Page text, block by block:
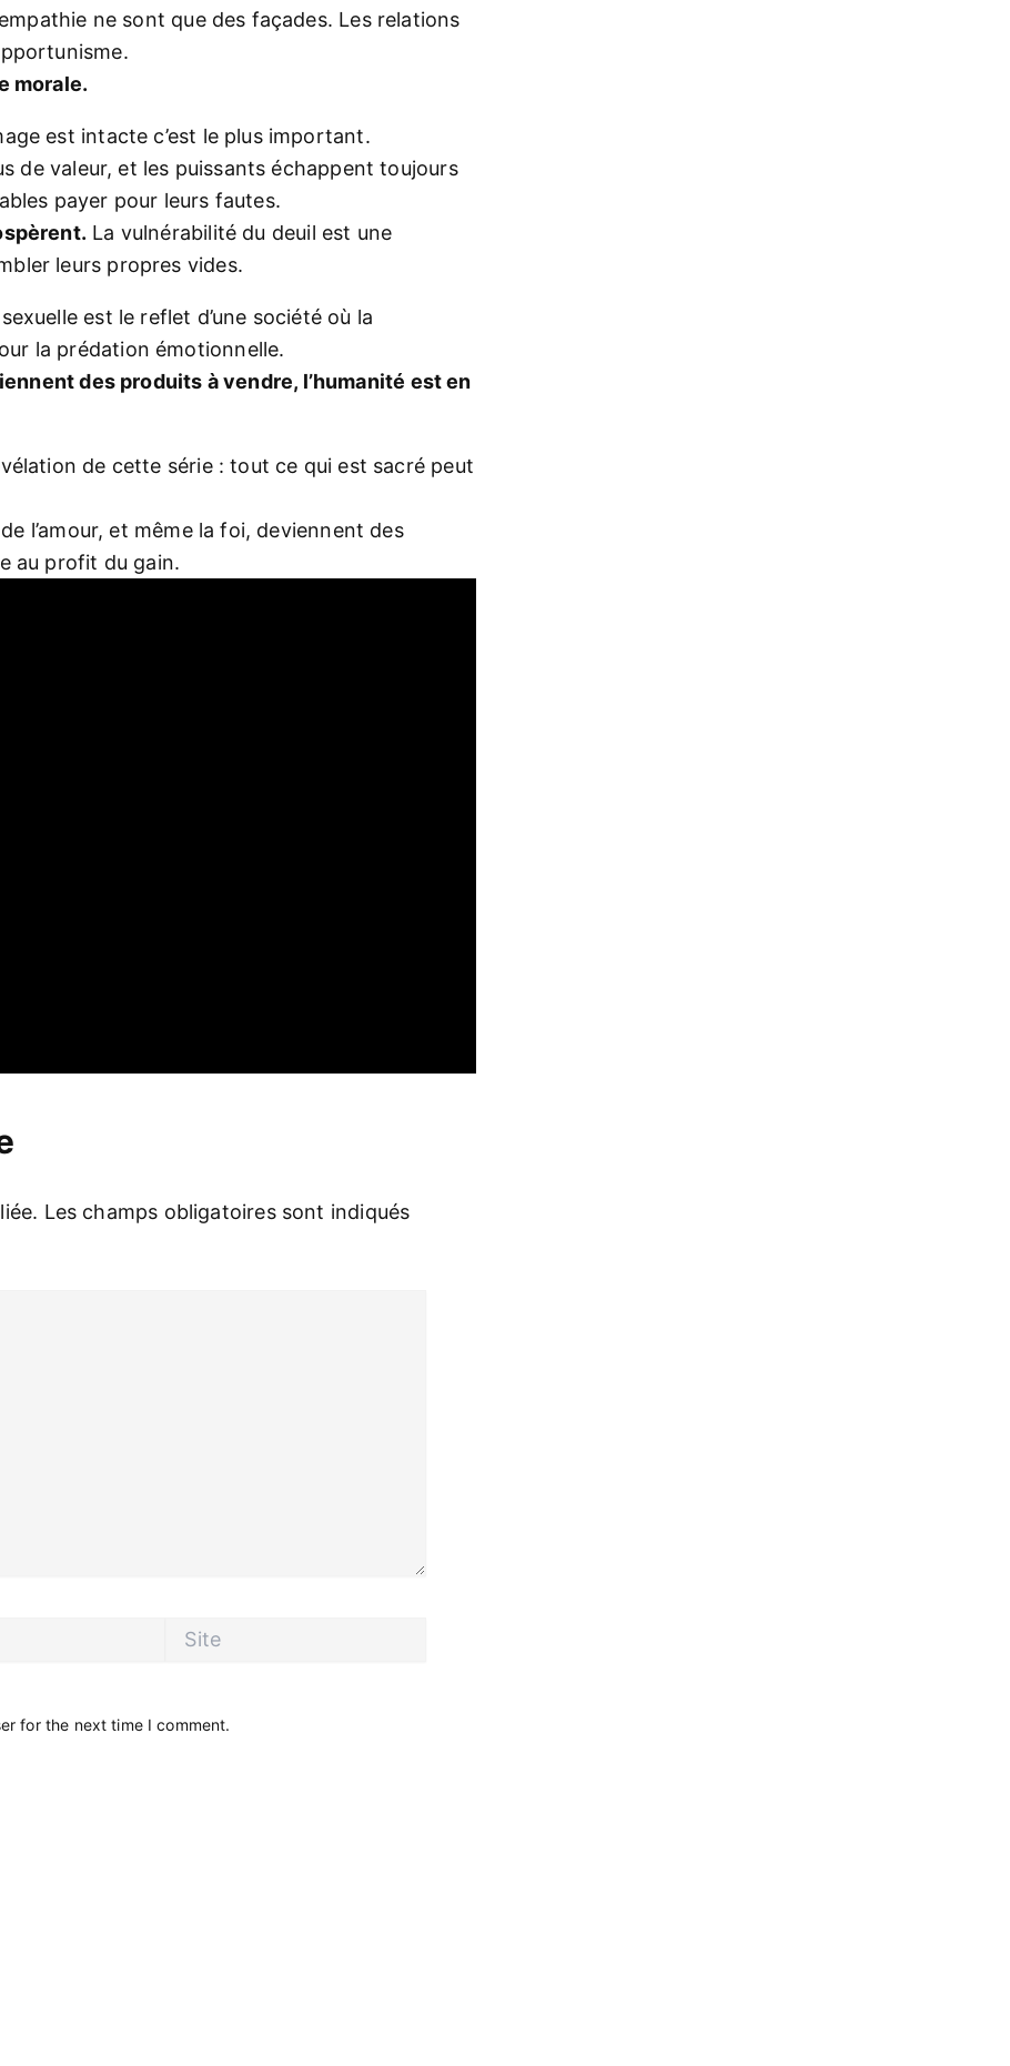
ne sont que des façades. Les relations
morale.
est intacte c’est le plus important.
de valeur, et les puissants échappent toujours
payer pour leurs fautes.
La vulnérabilité du deuil est une
leurs propres vides.
est le reflet d’une société où la
la prédation émotionnelle.
des produits à vendre, l’humanité est en
de cette série : tout ce qui est sacré peut
l’amour, et même la foi, deviennent des
au profit du gain.
Les champs obligatoires sont indiqués
Site
for the next time I comment.